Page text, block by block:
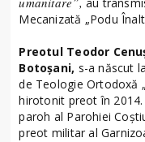
au
Mecanizată „Podu
Preotul Teodor
Botoșani, s-a născut
de Teologie Ortodoxă
hirotonit preot în
paroh al Parohiei
preot militar al